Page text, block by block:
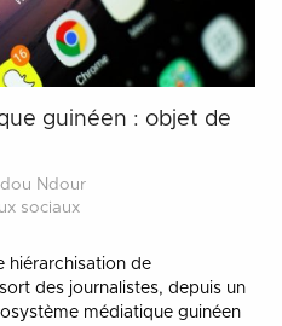
guinéen : objet de
Ndour
sociaux
hiérarchisation de
des journalistes, depuis un
médiatique guinéen